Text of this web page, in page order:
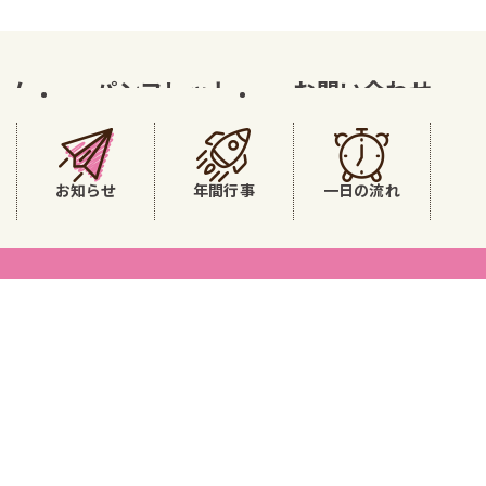
パンフレット お問い合わせ
お知らせ 年間行事 一日の流れ